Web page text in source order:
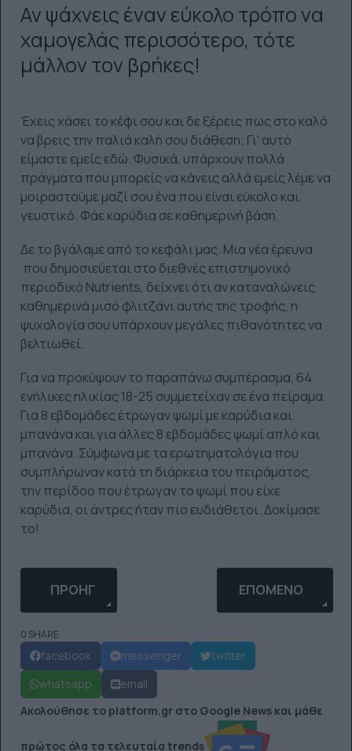
Αν ψάχνεις έναν εύκολο τρόπο να
χαμογελάς περισσότερο, τότε
μάλλον τον βρήκες!
Έχεις χάσει το κέφι σου και δε ξέρεις πως στο καλό
να βρεις την παλιά καλή σου διάθεση; Γι' αυτό
είμαστε εμείς εδώ. Φυσικά, υπάρχουν πολλά
πράγματα που μπορείς να κάνεις αλλά εμείς λέμε να
μοιραστούμε μαζί σου ένα που είναι εύκολο και
γευστικό. Φάε καρύδια σε καθημερινή βάση.
Δε το βγάλαμε από το κεφάλι μας. Μια νέα έρευνα
που δημοσιεύεται στο διεθνές επιστημονικό
περιοδικό Nutrients, δείχνει ότι αν καταναλώνεις
καθημερινά μισό φλιτζάνι αυτής της τροφής, η
ψυχολογία σου υπάρχουν μεγάλες πιθανότητες να
βελτιωθεί.
Για να προκύψουν το παραπάνω συμπέρασμα, 64
ενήλικες ηλικίας 18-25 συμμετείχαν σε ένα πείραμα.
Για 8 εβδομάδες έτρωγαν ψωμί με καρύδια και
μπανάνα και για άλλες 8 εβδομάδες ψωμί απλό και
μπανάνα. Σύμφωνα με τα ερωτηματολόγια που
συμπλήρωναν κατά τη διάρκεια του πειράματος,
την περίδοο που έτρωγαν το ψωμί που είχε
καρύδια, οι άντρες ήταν πιο ευδιάθετοι. Δοκίμασε
το!
ΠΡΟΗΓΟΎΜΕΝΟ ΆΡΘΡΟ: 3 ΑΛΛΑΓΈΣ ΠΟΥ ΘΑ ΣΕ
ΠΡΟΗΓ ΕΠΌΜΕΝΟ ΆΡΘΡΟ:
ΕΠΌΜΕΝΟ
0 SHARE
facebook messenger
twitter
whatsapp
email
Ακολούθησε το platform.gr στο Google News και μάθε
πρώτος όλα τα τελευταία trends